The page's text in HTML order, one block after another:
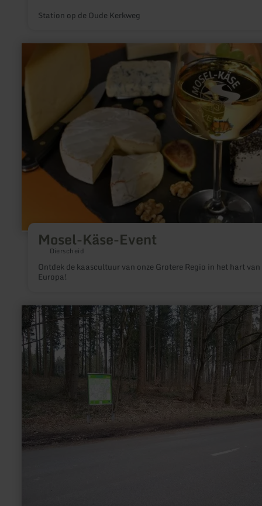
Station op de Oude Kerkweg
Mosel-Käse-Event
Dierscheid
Ontdek de kaascultuur van onze Grotere Regio in het hart van
Europa!
Event
meer
informatie
over:
Wanderparkplatz
Kallbrück